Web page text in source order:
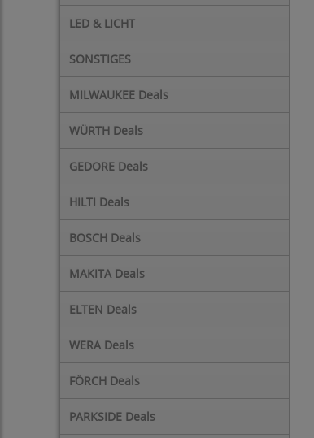
LED & LICHT
SONSTIGES
MILWAUKEE Deals
WÜRTH Deals
GEDORE Deals
HILTI Deals
BOSCH Deals
MAKITA Deals
ELTEN Deals
WERA Deals
FÖRCH Deals
PARKSIDE Deals